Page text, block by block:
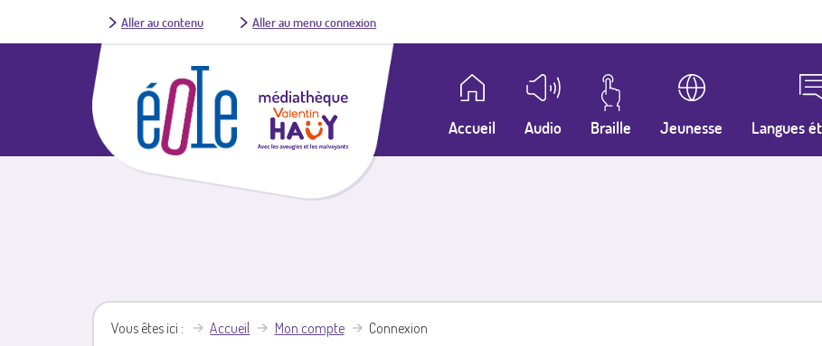
Aller au contenu Aller au menu connexion
Accueil Audio Braille Jeunesse Langues
Vous êtes ici Accueil Mon compte Connexion